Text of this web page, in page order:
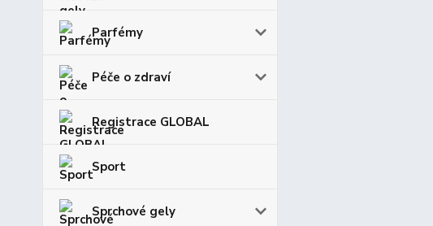
Parfémy
Péče o zdraví
Registrace GLOBAL
Sport
Sprchové gely